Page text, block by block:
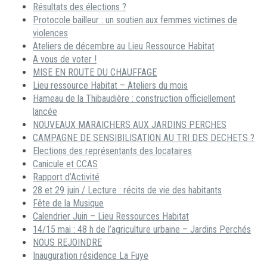
Résultats des élections ?
Protocole bailleur : un soutien aux femmes victimes de
violences
Ateliers de décembre au Lieu Ressource Habitat
A vous de voter !
MISE EN ROUTE DU CHAUFFAGE
Lieu ressource Habitat – Ateliers du mois
Hameau de la Thibaudière : construction officiellement
lancée
NOUVEAUX MARAICHERS AUX JARDINS PERCHES
CAMPAGNE DE SENSIBILISATION AU TRI DES DECHETS ?
Elections des représentants des locataires
Canicule et CCAS
Rapport d’Activité
28 et 29 juin / Lecture : récits de vie des habitants
Fête de la Musique
Calendrier Juin – Lieu Ressources Habitat
14/15 mai : 48 h de l’agriculture urbaine – Jardins Perchés
NOUS REJOINDRE
Inauguration résidence La Fuye